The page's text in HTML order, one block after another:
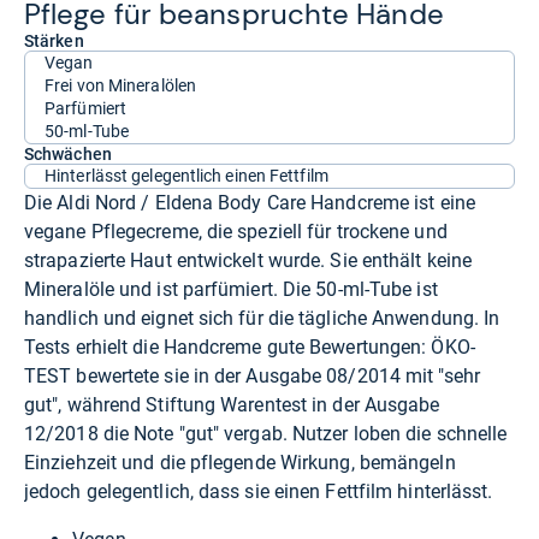
Pflege für bean­spruchte Hände
Stärken
Vegan
Frei von Mineralölen
Parfümiert
50-ml-Tube
Schwächen
Hinterlässt gelegentlich einen Fettfilm
Die Aldi Nord / Eldena Body Care Handcreme ist eine
vegane Pflegecreme, die speziell für trockene und
strapazierte Haut entwickelt wurde. Sie enthält keine
Mineralöle und ist parfümiert. Die 50-ml-Tube ist
handlich und eignet sich für die tägliche Anwendung. In
Tests erhielt die Handcreme gute Bewertungen: ÖKO-
TEST bewertete sie in der Ausgabe 08/2014 mit "sehr
gut", während Stiftung Warentest in der Ausgabe
12/2018 die Note "gut" vergab. Nutzer loben die schnelle
Einziehzeit und die pflegende Wirkung, bemängeln
jedoch gelegentlich, dass sie einen Fettfilm hinterlässt.